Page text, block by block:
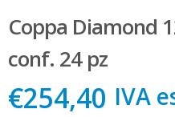
Coppa Diamond
conf. 24 pz
€254,40 IVA